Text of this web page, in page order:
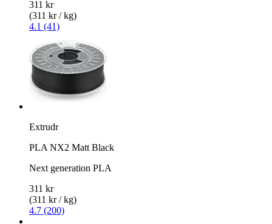
311 kr
(311 kr / kg)
4.1 (41)
Extrudr
PLA NX2 Matt Black
Next generation PLA
311 kr
(311 kr / kg)
4.7 (200)